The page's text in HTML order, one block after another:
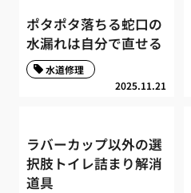
ポタポタ落ちる蛇口の
水漏れは自分で直せる
2025.11.21
水道修理
ラバーカップ以外の選
択肢トイレ詰まり解消
道具